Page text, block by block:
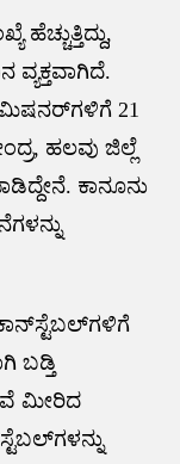
ಕಮಿಷನರ್‌ಗಳಿಗೆ 21
ಹಲವು ಜಿಲ್ಲೆ
ಕಾನೂನು
ಬಡ್ತಿ
ಮೀರಿದ